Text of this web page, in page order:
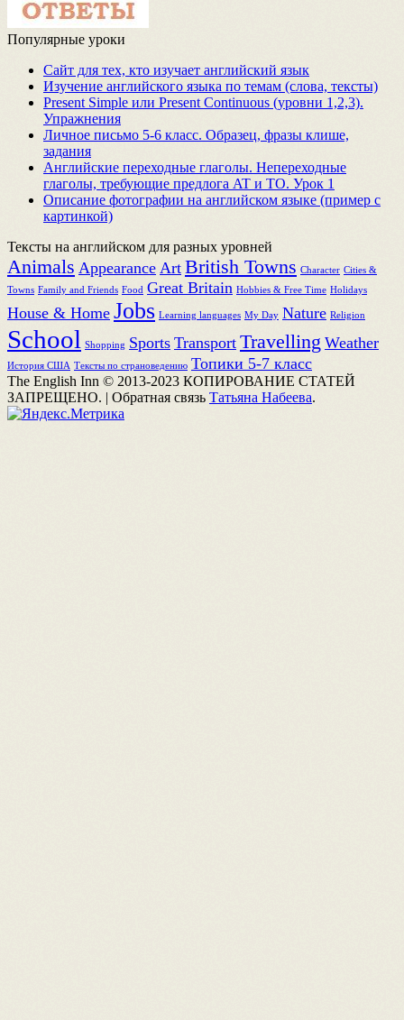
Популярные уроки
Сайт для тех, кто изучает английский язык
Изучение английского языка по темам (слова, тексты)
Present Simple или Present Continuous (уровни 1,2,3).
Упражнения
Личное письмо 5-6 класс. Образец, фразы клише,
задания
Английские переходные глаголы. Непереходные
глаголы, требующие предлога AT и TO. Урок 1
Описание фотографии на английском языке (пример с
картинкой)
Тексты на английском для разных уровней
Animals Appearance Art British Towns Character Cities &
Towns Family and Friends Food Great Britain Hobbies & Free Time Holidays
House & Home Jobs Learning languages My Day Nature Religion
School Shopping Sports Transport Travelling Weather
История США Тексты по страноведению Топики 5-7 класс
The English Inn © 2013-2023 КОПИРОВАНИЕ СТАТЕЙ
ЗАПРЕЩЕНО. | Обратная связь Татьяна Набеева.